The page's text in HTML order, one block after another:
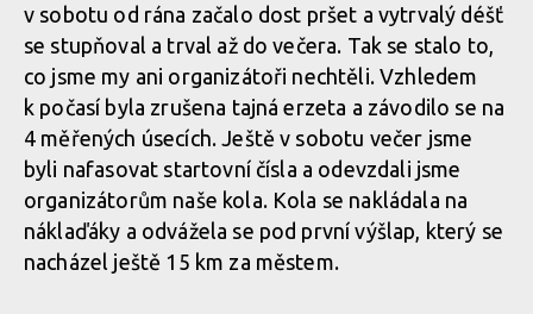
v sobotu od rána začalo dost pršet a vytrvalý déšť
se stupňoval a trval až do večera. Tak se stalo to,
co jsme my ani organizátoři nechtěli. Vzhledem
k počasí byla zrušena tajná erzeta a závodilo se na
4 měřených úsecích. Ještě v sobotu večer jsme
byli nafasovat startovní čísla a odevzdali jsme
organizátorům naše kola. Kola se nakládala na
náklaďáky a odvážela se pod první výšlap, který se
nacházel ještě 15 km za městem.